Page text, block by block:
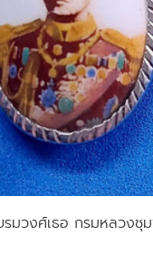
รมวงศ์เธอ กรมหลวงชุ